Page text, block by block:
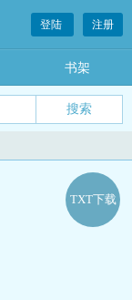
登陆 注册
书架
TXT下载